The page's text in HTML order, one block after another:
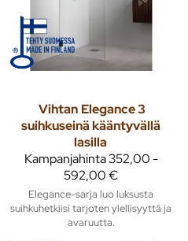
Vihtan Elegance 3
suihkuseinä kääntyvällä
lasilla
Kampanjahinta352,00 -
592,00 €
Elegance-sarja luo luksusta
suihkuhetkiisi tarjoten ylellisyyttä ja
avaruutta.